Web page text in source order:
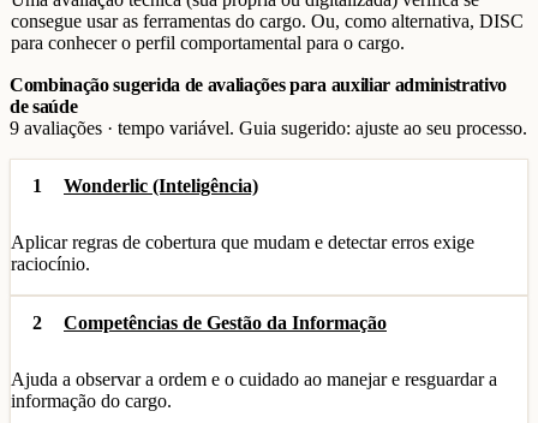
consegue usar as ferramentas do cargo. Ou, como alternativa, DISC
para conhecer o perfil comportamental para o cargo.
Combinação sugerida de avaliações para auxiliar administrativo
de saúde
9 avaliações · tempo variável. Guia sugerido: ajuste ao seu processo.
1 Wonderlic (Inteligência)
Aplicar regras de cobertura que mudam e detectar erros exige
raciocínio.
2 Competências de Gestão da Informação
Ajuda a observar a ordem e o cuidado ao manejar e resguardar a
informação do cargo.